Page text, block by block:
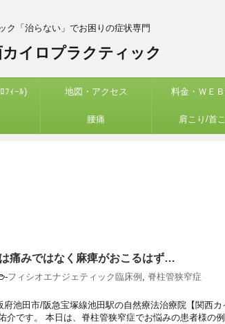
ク「治らない」でお困りの症状専門
イロプラクティック
ﾌｨｰﾙ) 地図・アクセス 料金・ＷＥ
腰痛 肩こり/首
痛みではなく麻痺がおこるはず…
-フィシオエナジェティック臨床例 , 脊柱管狭窄症
府池田市/阪急宝塚線池田駅の自然療法治療院【関西カ
介です。 本日は、脊柱管狭窄症でお悩みの患者様の